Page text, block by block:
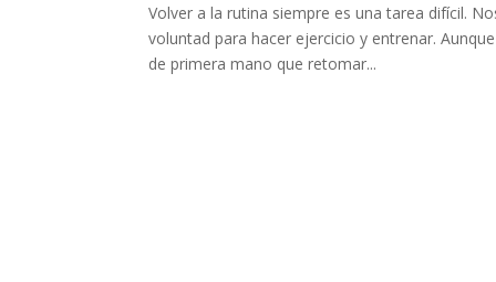
Volver a la rutina siempre es una tarea difícil.
voluntad para hacer ejercicio y entrenar.
de primera mano que retomar...